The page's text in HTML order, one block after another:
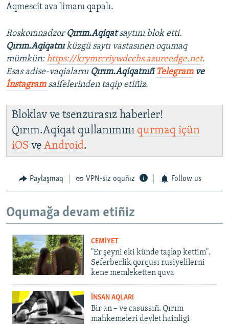
Aqmescit ava limanı qapalı.
Roskomnadzor Qırım.Aqiqatsaytını blok etti.
Qırım.Aqiqatnıküzgü saytı vastasınen oqumaq
mümkün:https://krymrcriywdcchs.azureedge.net.
Esas adise-vaqialarnı Qırım.Aqiqatnıñ Telegramve
İnstagram saifelerinden taqip etiñiz.
Bloklav ve tsenzurasız haberler!
Qırım.Aqiqat qullanımını qurmaq içün
iOS ve Android.
Paylaşmaq VPN-siz oquñız Follow us
Oqumağa devam etiñiz
CEMİYET
"Er şeyni eki künde taşlap kettim".
Seferberlik qorqusı rusiyelilerni
kene memleketten quva
İNSAN AQLARI
Bir an – ve casussıñ. Qırım
mahkemeleri devlet hainligi